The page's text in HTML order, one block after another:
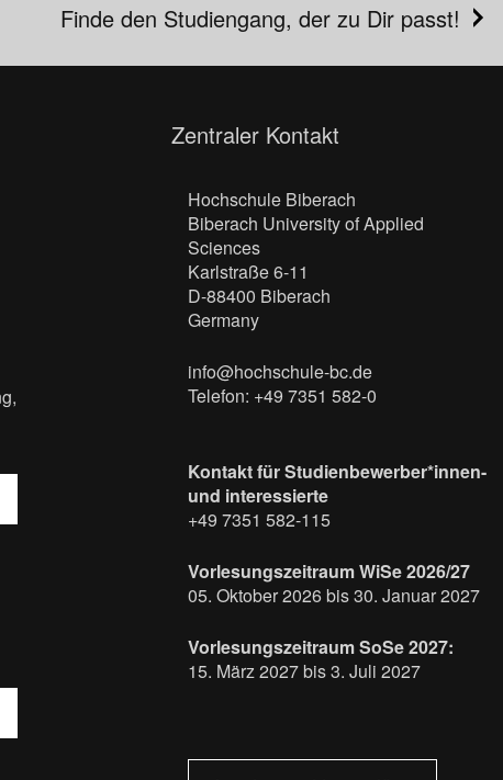
Finde den Studiengang, der zu Dir passt!
Zentraler Kontakt
Hochschule Biberach
Biberach University of Applied
Sciences
Karlstraße 6-11
D-88400 Biberach
Germany
info@hochschule-bc.de
Telefon: +49 7351 582-0
Kontakt für Studienbewerber*innen-
und interessierte
+49 7351 582-115
Vorlesungszeitraum WiSe 2026/27
05. Oktober 2026 bis 30. Januar 2027
Vorlesungszeitraum SoSe 2027:
15. März 2027 bis 3. Juli 2027